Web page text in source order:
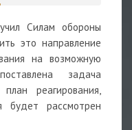
Силам обороны
это направление
на возможную
задача
реагирования,
рассмотрен